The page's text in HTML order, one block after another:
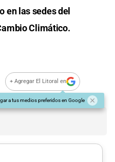
en las sedes del
Climático.
+ Agregar El Litoral en
a tus medios preferidos en Google